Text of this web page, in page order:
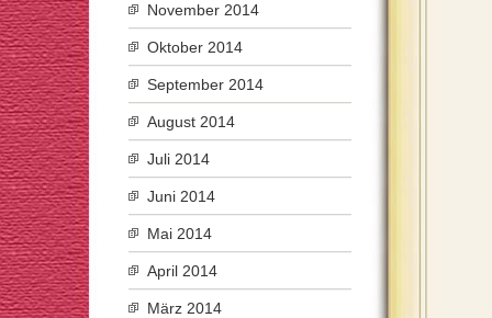
November 2014
Oktober 2014
September 2014
August 2014
Juli 2014
Juni 2014
Mai 2014
April 2014
März 2014